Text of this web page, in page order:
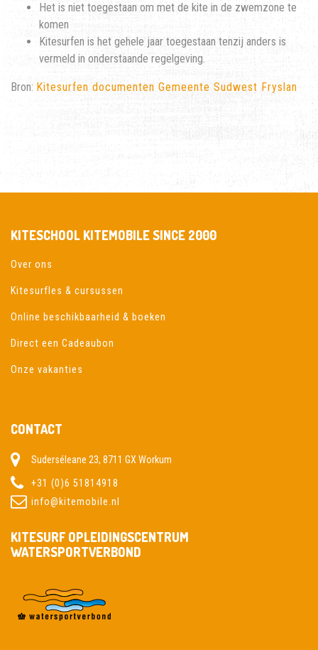
Het is niet toegestaan om met de kite in de zwemzone te
komen
Kitesurfen is het gehele jaar toegestaan tenzij anders is
vermeld in onderstaande regelgeving.
Bron: Kitesurfen documenten Gemeente Sudwest Fryslan
KITESCHOOL KITEMOBILE SINCE 2000
Over ons
Kitesurfles & cursussen
Online beschikbaarheid & boeken
Direct een Cadeaubon
Onze vakanties
CONTACT
Suderséleane 23, 8711 GX Workum
+31 (0)6 51814918
info@kitemobile.nl
KITESURF OPLEIDINGSCENTRUM
WATERSPORTVERBOND